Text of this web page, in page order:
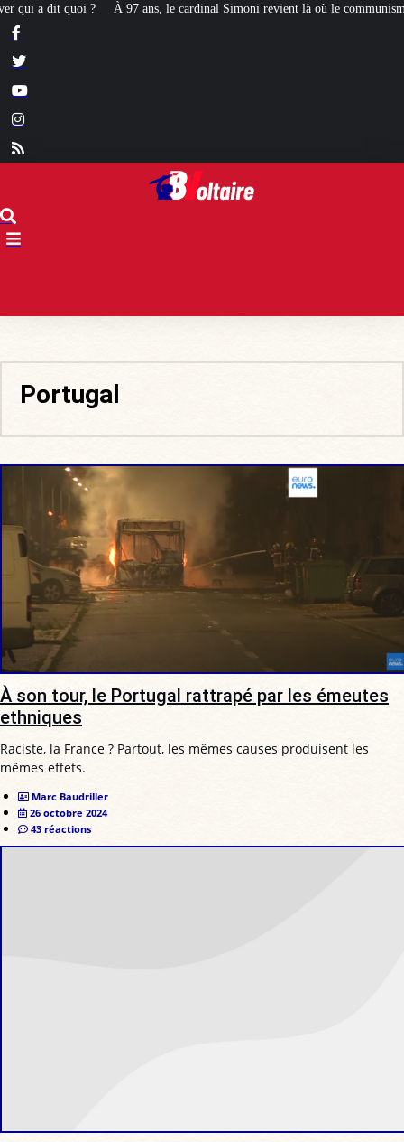
le cardinal Simoni revient là où le communisme l’avait emprisonné
Portugal
À son tour, le Portugal rattrapé par les émeutes
ethniques
Raciste, la France ? Partout, les mêmes causes produisent les
mêmes effets.
Marc Baudriller
26 octobre 2024
43 réactions